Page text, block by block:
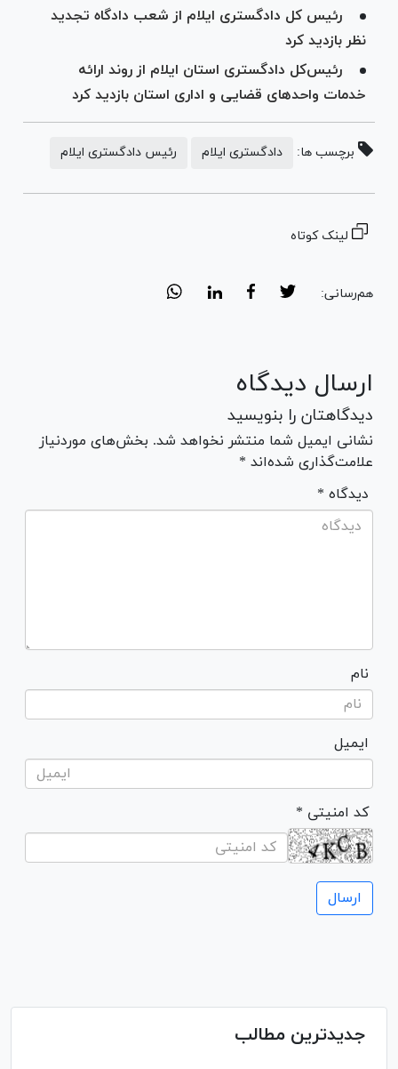
رئیس کل دادگستری ایلام از شعب دادگاه تجدید
نظر بازدید کرد
رئیس‌کل دادگستری استان ایلام از روند ارائه
خدمات واحد‌های قضایی و اداری استان بازدید کرد
برچسب ها: دادگستری ایلام رئیس دادگستری ایلام
لینک کوتاه
هم‌رسانی:
ارسال دیدگاه
دیدگاهتان را بنویسید
نشانی ایمیل شما منتشر نخواهد شد. بخش‌های موردنیاز
علامت‌گذاری شده‌اند *
* دیدگاه
نام
ایمیل
* کد امنیتی
جدیدترین مطالب